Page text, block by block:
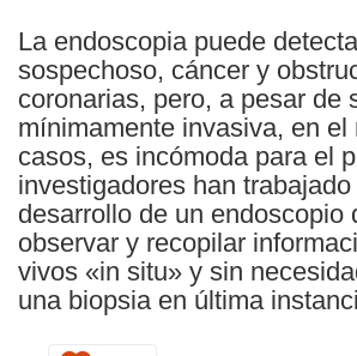
La endoscopia puede
sospechoso, cáncer y
coronarias, pero, a pesar de
mínimamente invasiva, en el
casos, es incómoda para el
investigadores han trabajado
desarrollo de un endoscopio
observar y recopilar
vivos «in situ» y sin
una biopsia en última